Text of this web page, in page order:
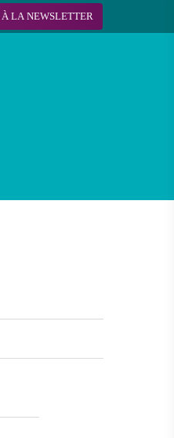
À LA NEWSLETTER